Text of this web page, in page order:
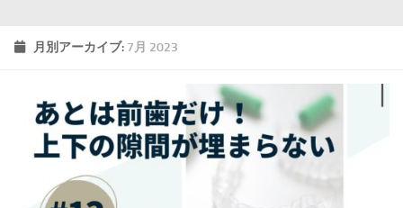
月別アーカイブ: 7月 2023